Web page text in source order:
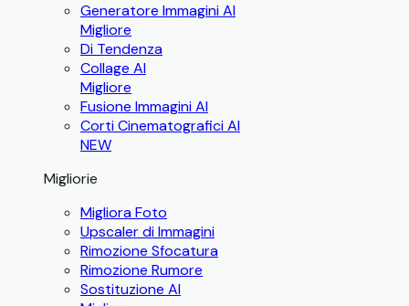
Generatore Immagini AI
Migliore
Di Tendenza
Collage AI
Migliore
Fusione Immagini AI
Corti Cinematografici AI
NEW
Migliorie
Migliora Foto
Upscaler di Immagini
Rimozione Sfocatura
Rimozione Rumore
Sostituzione AI